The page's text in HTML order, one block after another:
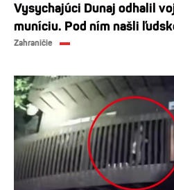
Vysychajúci Dunaj odhalil
muníciu. Pod ním našli
Zahraničie